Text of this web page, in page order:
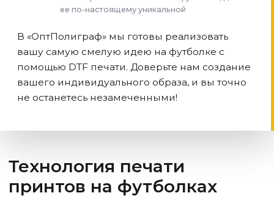
ее по-настоящему уникальной
В «ОптПолиграф» мы готовы реализовать
вашу самую смелую идею на футболке с
помощью DTF печати. Доверьте нам создание
вашего индивидуального образа, и вы точно
не останетесь незамеченными!
Технология печати
принтов на футболках